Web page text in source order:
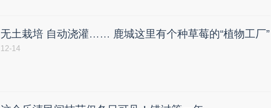
无土栽培 自动浇灌…… 鹿城这里有个种草莓的“植物工厂”
12-14